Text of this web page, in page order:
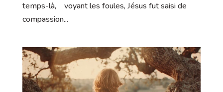
temps-là, voyant les foules, Jésus fut saisi de
compassion...